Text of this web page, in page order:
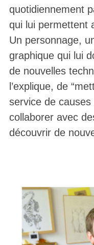
quotidiennement
qui lui permettent
Un personnage,
graphique qui lui
de nouvelles
l’explique, de
service de
collaborer avec
découvrir de